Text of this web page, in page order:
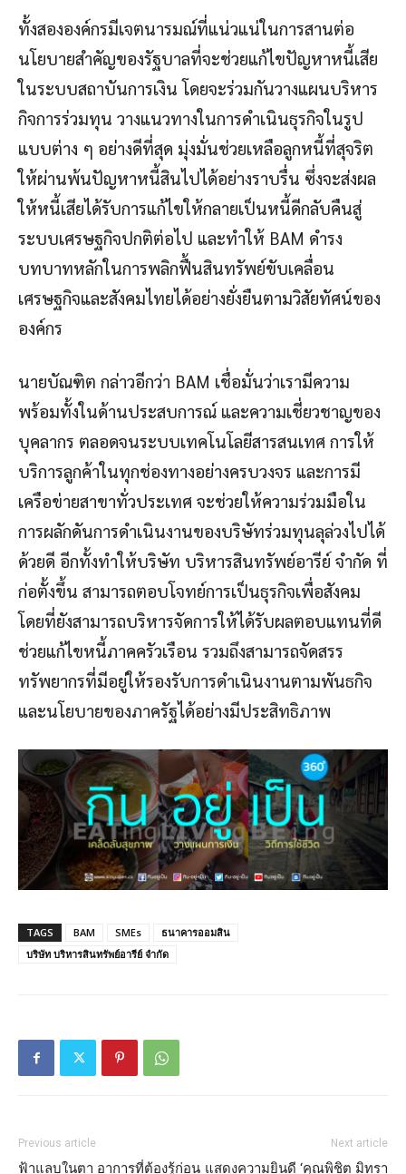
ทั้งสององค์กรมีเจตนารมณ์ที่แน่วแน่ในการสานต่อ
นโยบายสำคัญของรัฐบาลที่จะช่วยแก้ไขปัญหาหนี้เสีย
ในระบบสถาบันการเงิน โดยจะร่วมกันวางแผนบริหาร
กิจการร่วมทุน วางแนวทางในการดำเนินธุรกิจในรูป
แบบต่าง ๆ อย่างดีที่สุด มุ่งมั่นช่วยเหลือลูกหนี้ที่สุจริต
ให้ผ่านพ้นปัญหาหนี้สินไปได้อย่างราบรื่น ซึ่งจะส่งผล
ให้หนี้เสียได้รับการแก้ไขให้กลายเป็นหนี้ดีกลับคืนสู่
ระบบเศรษฐกิจปกติต่อไป และทำให้ BAM ดำรง
บทบาทหลักในการพลิกฟื้นสินทรัพย์ขับเคลื่อน
เศรษฐกิจและสังคมไทยได้อย่างยั่งยืนตามวิสัยทัศน์ของ
องค์กร
นายบัณฑิต กล่าวอีกว่า BAM เชื่อมั่นว่าเรามีความ
พร้อมทั้งในด้านประสบการณ์ และความเชี่ยวชาญของ
บุคลากร ตลอดจนระบบเทคโนโลยีสารสนเทศ การให้
บริการลูกค้าในทุกช่องทางอย่างครบวงจร และการมี
เครือข่ายสาขาทั่วประเทศ จะช่วยให้ความร่วมมือใน
การผลักดันการดำเนินงานของบริษัทร่วมทุนลุล่วงไปได้
ด้วยดี อีกทั้งทำให้บริษัท บริหารสินทรัพย์อารีย์ จำกัด ที่
ก่อตั้งขึ้น สามารถตอบโจทย์การเป็นธุรกิจเพื่อสังคม
โดยที่ยังสามารถบริหารจัดการให้ได้รับผลตอบแทนที่ดี
ช่วยแก้ไขหนี้ภาคครัวเรือน รวมถึงสามารถจัดสรร
ทรัพยากรที่มีอยู่ให้รองรับการดำเนินงานตามพันธกิจ
และนโยบายของภาครัฐได้อย่างมีประสิทธิภาพ
TAGS BAM SMEs
ธนาคารออมสิน
บริษัท บริหารสินทรัพย์อารีย์ จำกัด
Previous article
ฟ้าแลบในตา อาการที่ต้องรู้ก่อน
Next article
แสดงความยินดี ‘คุณพิชิต มิทรา